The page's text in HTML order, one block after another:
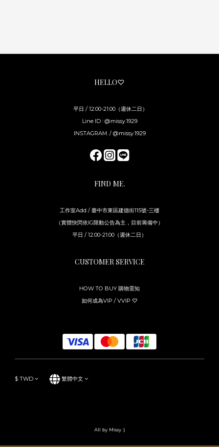
HELLO♡
平日 / 12:00-21:00（週休二日）
Line ID : @missy.1929
INSTAGRAM. / @missy.1929
FIND ME.
工作室Add / 臺中市東區建德街115號-三樓
（實體快閃依IG限動公告為主，目前籌備中）
平日 / 12:00-21:00（週休二日）
CUSTOMER SERVICE
HOW TO BUY 購物需知
如何成為VIP / VVIP ♡
$ TWD 繁體中文
All by Missy :)